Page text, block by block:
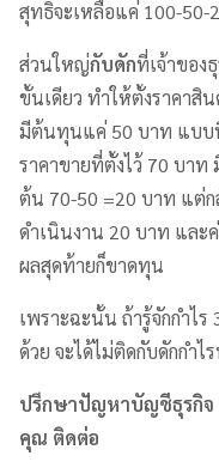
สุทธิจะเหลือแค่ 100-50-
ส่วนใหญ่กับดักที่เจ้าของ
ขั้นเดียว ทำให้ตั้งราคาสิ
มีต้นทุนแค่ 50 บาท แบบนี้
ราคาขายที่ตั้งไว้ 70 บา
ต้น 70-50 =20 บาท แต่ก
ดำเนินงาน 20 บาท และ
ผลสุดท้ายก็ขาดทุน
เพราะฉะนั้น ถ้ารู้จักกำไ
ด้วย จะได้ไม่ติดกับดักกำ
ปรึกษาปัญหาบัญชีธุรกิจ
คุณ ติดต่อ